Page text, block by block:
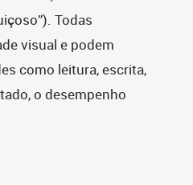
Todas
visual e podem
como leitura, escrita,
o desempenho